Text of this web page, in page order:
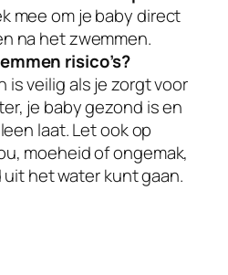
mee om je baby direct
na het zwemmen.
risico’s?
is veilig als je zorgt voor
je baby gezond is en
laat. Let ook op
moeheid of ongemak,
het water kunt gaan.